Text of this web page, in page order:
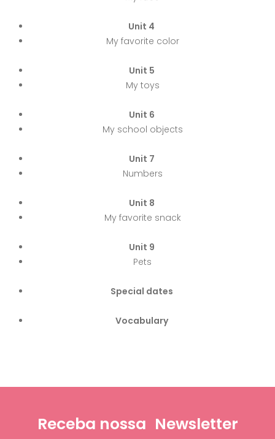
Unit 4
My favorite color
Unit 5
My toys
Unit 6
My school objects
Unit 7
Numbers
Unit 8
My favorite snack
Unit 9
Pets
Special dates
Vocabulary
Receba nossa Newsletter